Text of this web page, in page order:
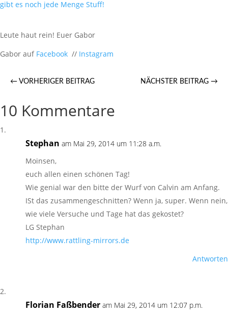
gibt es noch jede Menge Stuff!
Leute haut rein! Euer Gabor
Gabor auf Facebook // Instagram
← VORHERIGER BEITRAG NÄCHSTER BEITRAG →
10 Kommentare
Stephan am Mai 29, 2014 um 11:28 a.m.
Moinsen,
euch allen einen schönen Tag!
Wie genial war den bitte der Wurf von Calvin am Anfang.
ISt das zusammengeschnitten? Wenn ja, super. Wenn nein,
wie viele Versuche und Tage hat das gekostet?
LG Stephan
http://www.rattling-mirrors.de
Antworten
Florian Faßbender am Mai 29, 2014 um 12:07 p.m.